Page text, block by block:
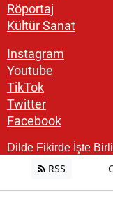
Röportaj
Kültür Sanat
Instagram
Youtube
TikTok
Twitter
Facebook
Dilde Fikirde İşte
RSS